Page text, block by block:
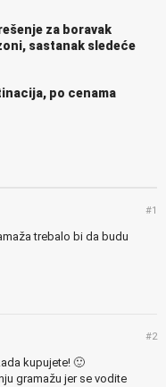
za boravak
sastanak sledeće
po cenama
#1
trebalo bi da budu
#2
kupujete! 🙂
gramažu jer se vodite